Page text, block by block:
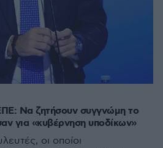
Να ζητήσουν συγγνώμη το
για «κυβέρνηση υποδίκων»
οι οποίοι